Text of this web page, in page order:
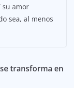
su amor
sea, al menos
transforma en